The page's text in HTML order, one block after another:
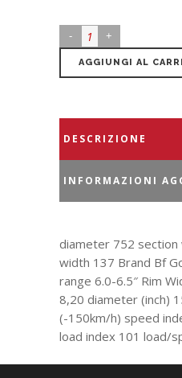
AGGIUNGI AL
DESCRIZIONE
INFORMAZIONI
diameter 752
width 137 Brand Bf
range 6.0-6.5″ Rim
8,20 diameter (inch)
(-150km/h) speed
load index 101 load/